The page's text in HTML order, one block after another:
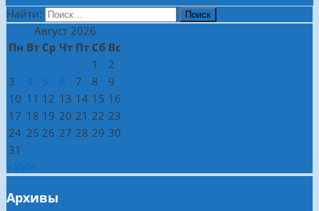
Найти:
Август 2026
Пн Вт Ср Чт Пт Сб Вс
1
2
3
4 5 6 7 8
9
10 11 12 13 14 15 16
17 18 19 20 21 22 23
24 25 26 27 28 29 30
31
« Июл
Архивы